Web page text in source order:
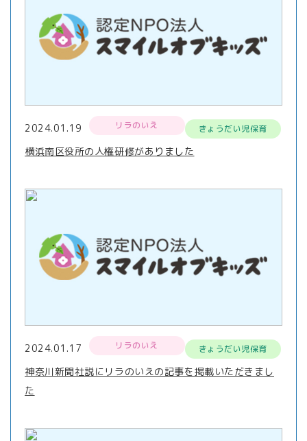
2024.01.19 リラのいえ きょうだい児保育
横浜南区役所の人権研修がありました
2024.01.17 リラのいえ きょうだい児保育
神奈川新聞社説にリラのいえの記事を掲載いただきまし
た